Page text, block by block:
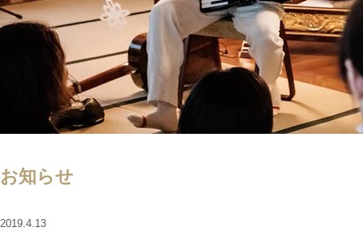
お知らせ
2019.4.13